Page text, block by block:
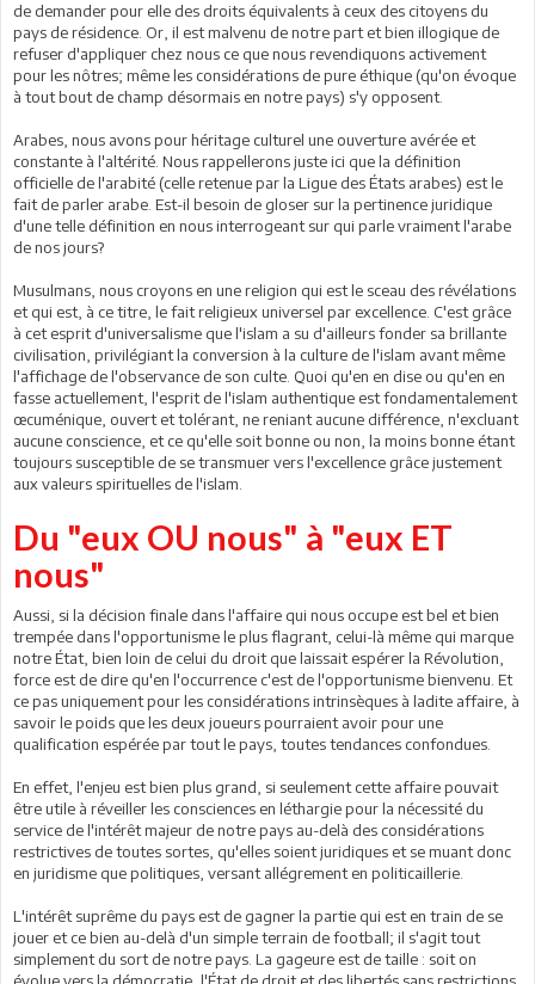
de demander pour elle des droits équivalents à ceux des citoyens du
pays de résidence. Or, il est malvenu de notre part et bien illogique de
refuser d'appliquer chez nous ce que nous revendiquons activement
pour les nôtres; même les considérations de pure éthique (qu'on évoque
à tout bout de champ désormais en notre pays) s'y opposent.
Arabes, nous avons pour héritage culturel une ouverture avérée et
constante à l'altérité. Nous rappellerons juste ici que la définition
officielle de l'arabité (celle retenue par la Ligue des États arabes) est le
fait de parler arabe. Est-il besoin de gloser sur la pertinence juridique
d'une telle définition en nous interrogeant sur qui parle vraiment l'arabe
de nos jours?
Musulmans, nous croyons en une religion qui est le sceau des révélations
et qui est, à ce titre, le fait religieux universel par excellence. C'est grâce
à cet esprit d'universalisme que l'islam a su d'ailleurs fonder sa brillante
civilisation, privilégiant la conversion à la culture de l'islam avant même
l'affichage de l'observance de son culte. Quoi qu'en en dise ou qu'en en
fasse actuellement, l'esprit de l'islam authentique est fondamentalement
œcuménique, ouvert et tolérant, ne reniant aucune différence, n'excluant
aucune conscience, et ce qu'elle soit bonne ou non, la moins bonne étant
toujours susceptible de se transmuer vers l'excellence grâce justement
aux valeurs spirituelles de l'islam.
Du "eux OU nous" à "eux ET
nous"
Aussi, si la décision finale dans l'affaire qui nous occupe est bel et bien
trempée dans l'opportunisme le plus flagrant, celui-là même qui marque
notre État, bien loin de celui du droit que laissait espérer la Révolution,
force est de dire qu'en l'occurrence c'est de l'opportunisme bienvenu. Et
ce pas uniquement pour les considérations intrinsèques à ladite affaire, à
savoir le poids que les deux joueurs pourraient avoir pour une
qualification espérée par tout le pays, toutes tendances confondues.
En effet, l'enjeu est bien plus grand, si seulement cette affaire pouvait
être utile à réveiller les consciences en léthargie pour la nécessité du
service de l'intérêt majeur de notre pays au-delà des considérations
restrictives de toutes sortes, qu'elles soient juridiques et se muant donc
en juridisme que politiques, versant allégrement en politicaillerie.
L'intérêt suprême du pays est de gagner la partie qui est en train de se
jouer et ce bien au-delà d'un simple terrain de football; il s'agit tout
simplement du sort de notre pays. La gageure est de taille : soit on